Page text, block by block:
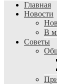
Главная
Новости
В
Советы